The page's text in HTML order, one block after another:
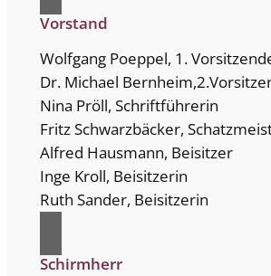
Vorstand
Wolfgang Poeppel, 1.
Dr. Michael
Nina Pröll, Schriftführerin
Fritz Schwarzbäcker,
Alfred Hausmann, Beisitzer
Inge Kroll, Beisitzerin
Ruth Sander, Beisitzerin
Schirmherr